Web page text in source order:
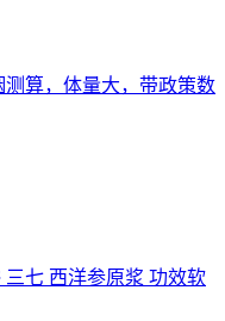
算，体量大，带政策数
三七 西洋参原浆 功效软